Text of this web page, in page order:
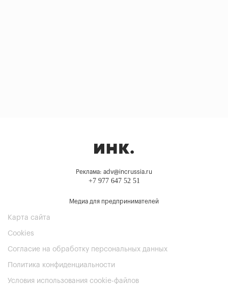
Реклама: adv@incrussia.ru
+7 977 647 52 51
Медиа для предпринимателей
Карта сайта
Cookies
Согласие на обработку персональных данных
Политика конфиденциальности
Условия использования cookie-файлов